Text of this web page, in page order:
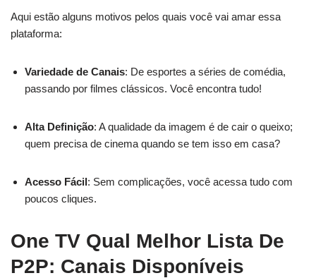
Aqui estão alguns motivos pelos quais você vai amar essa
plataforma:
Variedade de Canais: De esportes a séries de comédia,
passando por filmes clássicos. Você encontra tudo!
Alta Definição: A qualidade da imagem é de cair o queixo;
quem precisa de cinema quando se tem isso em casa?
Acesso Fácil: Sem complicações, você acessa tudo com
poucos cliques.
One TV Qual Melhor Lista De
P2P: Canais Disponíveis